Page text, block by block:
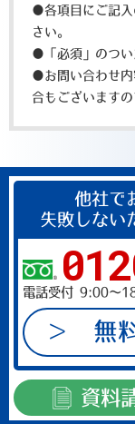
ー
ル
ド
は
空
に
て
だ
さ
い。
●各項目にご記入
さい。
●「必須」のつい
●お問い合わせ内
合もございます
他社で
失敗しない
電話受付 9:00～
無
資料